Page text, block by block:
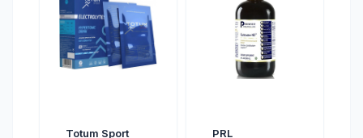
Totum Sport
PRL